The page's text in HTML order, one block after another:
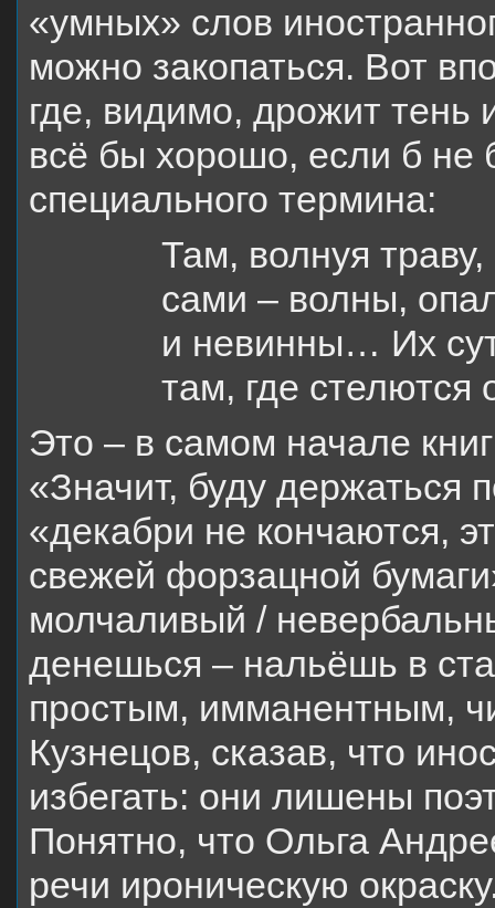
«умных» слов
можно закопаться. Вот
где, видимо, дрожит тень
всё бы хорошо, если б не
специального термина:
Там, волнуя
сами – волны,
и невинны… Их
там, где
Это – в самом начале
«Значит, буду держаться
«декабри не кончаются,
свежей форзацной
молчаливый /
денешься – нальёшь в
простым, имманентным,
Кузнецов, сказав, что
избегать: они лишены
Понятно, что Ольга
речи ироническую